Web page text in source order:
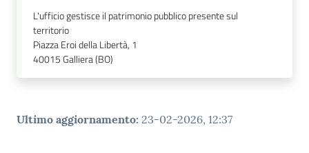
L'ufficio gestisce il patrimonio pubblico presente sul
territorio
Piazza Eroi della Libertà, 1
40015Galliera (BO)
Ultimo aggiornamento: 23-02-2026, 12:37